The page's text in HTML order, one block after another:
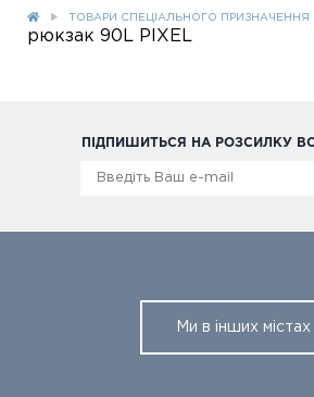
ТОВАРИ СПЕЦІАЛЬНОГО ПРИЗНАЧЕННЯ
рюкзак 90L PIXEL
ПІДПИШИТЬСЯ НА РОЗСИЛКУ
Ми в інших містах